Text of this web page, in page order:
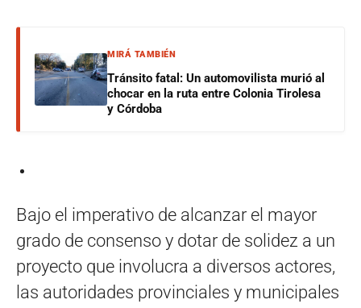
MIRÁ TAMBIÉN
Tránsito fatal: Un automovilista murió al
chocar en la ruta entre Colonia Tirolesa
y Córdoba
Bajo el imperativo de alcanzar el mayor
grado de consenso y dotar de solidez a un
proyecto que involucra a diversos actores,
las autoridades provinciales y municipales